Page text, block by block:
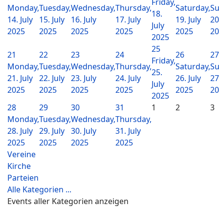
Monday,
14. July
2025
Tuesday,
15. July
2025
Wednesday,
16. July
2025
Thursday,
17. July
2025
18.
July
2025
Saturday,
19. July
2025
21
Monday,
21. July
2025
22
Tuesday,
22. July
2025
23
Wednesday,
23. July
2025
24
Thursday,
24. July
2025
25
Friday,
25.
July
2025
26
Saturday,
26. July
2025
27
28
Monday,
28. July
2025
29
Tuesday,
29. July
2025
30
Wednesday,
30. July
2025
31
Thursday,
31. July
2025
1 2 3
Vereine
Kirche
Parteien
Alle Kategorien ...
Events aller Kategorien anzeigen